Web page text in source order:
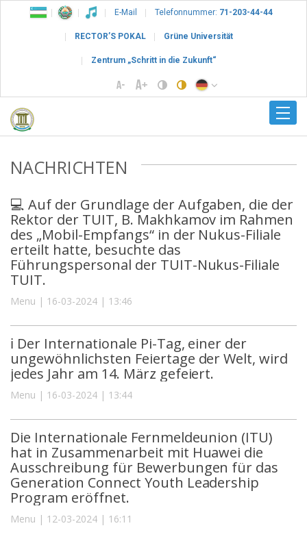
E-Mail Telefonnummer: 71-203-44-44
RECTOR’S POKAL Grüne Universität
Zentrum „Schritt in die Zukunft“
NACHRICHTEN
💻 Auf der Grundlage der Aufgaben, die der
Rektor der TUIT, B. Makhkamov im Rahmen
des „Mobil-Empfangs“ in der Nukus-Filiale
erteilt hatte, besuchte das
Führungspersonal der TUIT-Nukus-Filiale
TUIT.
Menu | 16-03-2024 | 13:46
ℹ️ Der Internationale Pi-Tag, einer der
ungewöhnlichsten Feiertage der Welt, wird
jedes Jahr am 14. März gefeiert.
Menu | 16-03-2024 | 13:44
Die Internationale Fernmeldeunion (ITU)
hat in Zusammenarbeit mit Huawei die
Ausschreibung für Bewerbungen für das
Generation Connect Youth Leadership
Program eröffnet.
Menu | 12-03-2024 | 16:11